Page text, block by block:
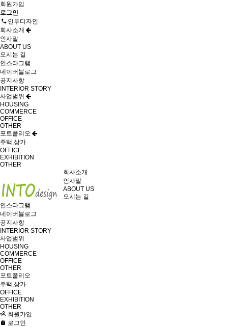
회원가입
로그인
인투디자인
회사소개
인사말
ABOUT US
오시는 길
인스타그램
네이버블로그
공지사항
INTERIOR STORY
사업범위
HOUSING
COMMERCE
OFFICE
OTHER
포트폴리오
주택,상가
OFFICE
EXHIBITION
OTHER
회사소개
인사말
ABOUT US
오시는 길
인스타그램
네이버블로그
공지사항
INTERIOR STORY
사업범위
HOUSING
COMMERCE
OFFICE
OTHER
포트폴리오
주택,상가
OFFICE
EXHIBITION
OTHER
회원가입
로그인